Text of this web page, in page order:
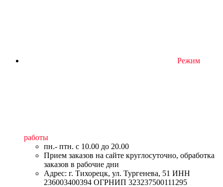
Режим
работы
пн.- птн. c 10.00 до 20.00
Прием заказов на сайте круглосуточно, обработка
заказов в рабочие дни
Адрес: г. Тихорецк, ул. Тургенева, 51 ИНН
236003400394 ОГРНИП 323237500111295